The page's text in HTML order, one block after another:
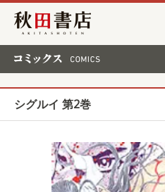
秋田書店
シグルイ 第2巻